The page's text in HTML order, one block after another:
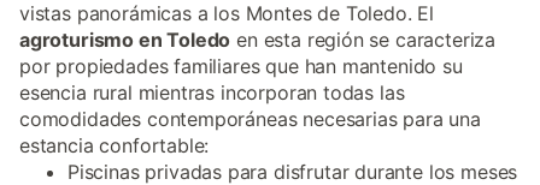
vistas panorámicas a los Montes de Toledo. El
agroturismo en Toledo en esta región se caracteriza
por propiedades familiares que han mantenido su
esencia rural mientras incorporan todas las
comodidades contemporáneas necesarias para una
estancia confortable:
Piscinas privadas para disfrutar durante los meses